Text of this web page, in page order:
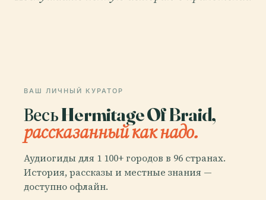
ВАШ ЛИЧНЫЙ КУРАТОР
Весь Hermitage Of Braid,
рассказанный как надо.
Аудиогиды для 1 100+ городов в 96 странах.
История, рассказы и местные знания —
доступно офлайн.